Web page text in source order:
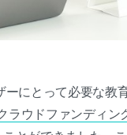
にとって必要な教
ラウドファンディン